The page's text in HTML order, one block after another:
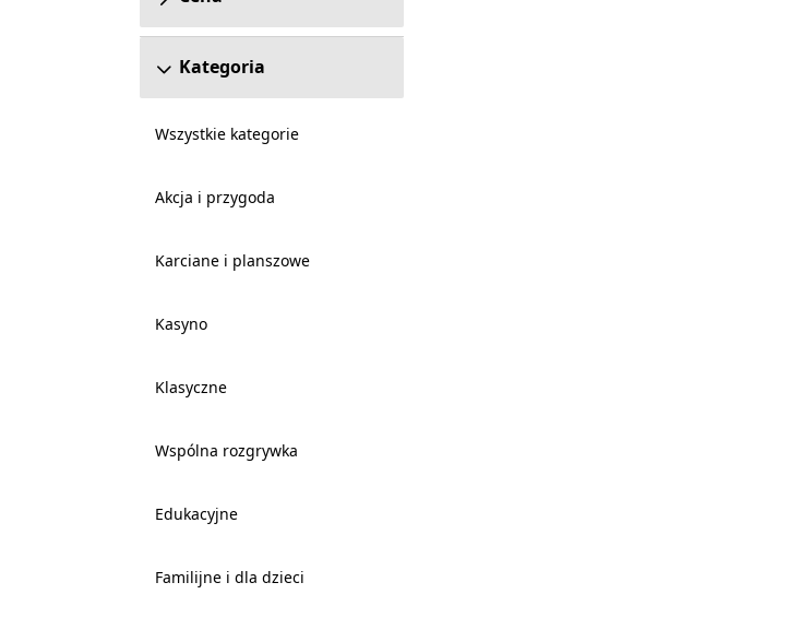
Kategoria
Wszystkie kategorie
Akcja i przygoda
Karciane i planszowe
Kasyno
Klasyczne
Wspólna rozgrywka
Edukacyjne
Familijne i dla dzieci